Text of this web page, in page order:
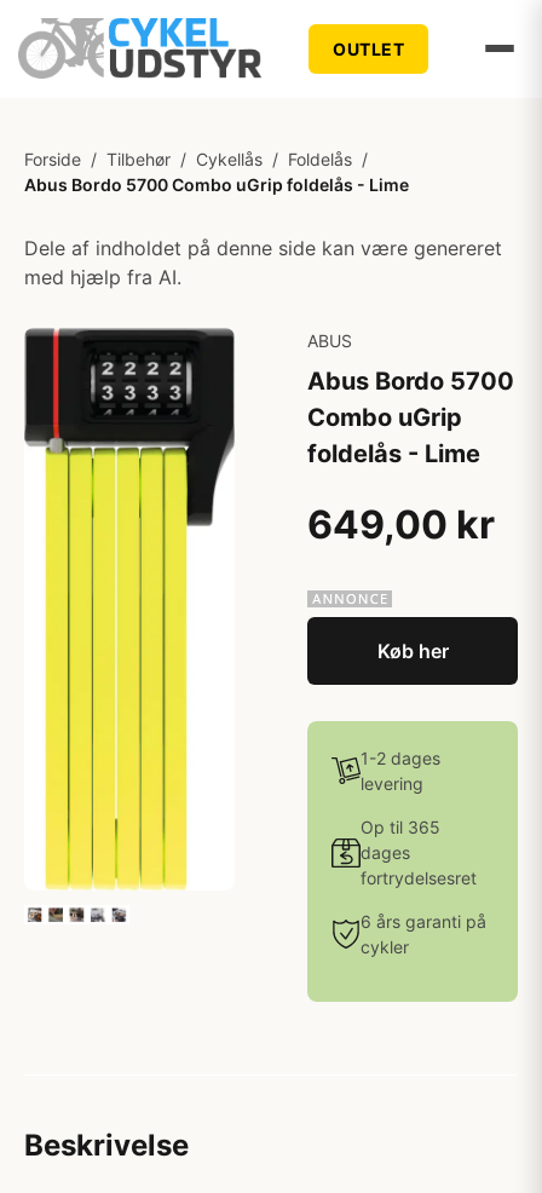
OUTLET
Forside / Tilbehør / Cykellås / Foldelås /
Abus Bordo 5700 Combo uGrip foldelås - Lime
Dele af indholdet på denne side kan være genereret
med hjælp fra AI.
ABUS
Abus Bordo 5700
Combo uGrip
foldelås - Lime
649,00 kr
Køb her
1-2 dages
levering
Op til 365
dages
fortrydelsesret
6 års garanti på
cykler
Beskrivelse